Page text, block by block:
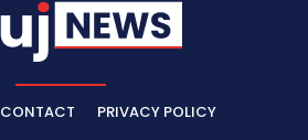
CONTACT PRIVACY POLICY